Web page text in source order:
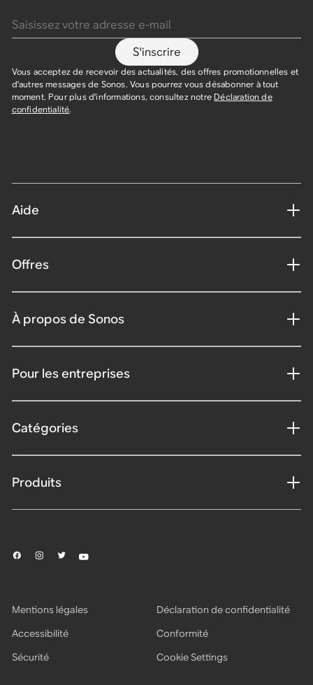
S'inscrire
Vous acceptez de recevoir des actualités, des offres promotionnelles et
d'autres messages de Sonos. Vous pourrez vous désabonner à tout
moment. Pour plus d'informations, consultez notre Déclaration de
confidentialité.
Aide
Offres
À propos de Sonos
Pour les entreprises
Catégories
Produits
Mentions légales
Déclaration de confidentialité
Accessibilité
Conformité
Sécurité
Cookie Settings